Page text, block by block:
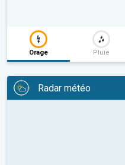
Orage Pluie
Radar météo